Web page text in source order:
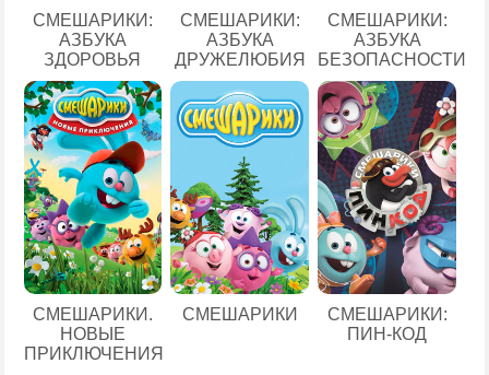
СМЕШАРИКИ:
АЗБУКА
ЗДОРОВЬЯ
СМЕШАРИКИ:
АЗБУКА
ДРУЖЕЛЮБИЯ
СМЕШАРИКИ:
АЗБУКА
БЕЗОПАСНОСТИ
СМЕШАРИКИ.
НОВЫЕ
ПРИКЛЮЧЕНИЯ
СМЕШАРИКИ
СМЕШАРИКИ:
ПИН-КОД